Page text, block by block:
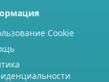
Cookie